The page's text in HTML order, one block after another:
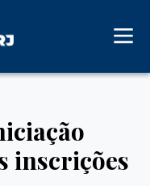
inscrições